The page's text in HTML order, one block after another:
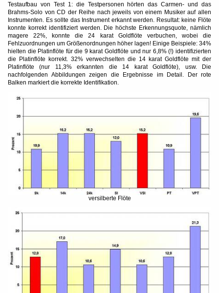
Testaufbau von Test 1: die Testpersonen hörten das Carmen- und das
Brahms-Solo von CD der Reihe nach jeweils von einem Musiker auf allen
Instrumenten. Es sollte das Instrument erkannt werden. Resultat: keine Flöte
konnte korrekt identifiziert werden. Die höchste Erkennungsquote, nämlich
magere 22%, konnte die 24 karat Goldflöte verbuchen, wobei die
Fehlzuordnungen um Größenordnungen höher lagen! Einige Beispiele: 34%
hielten die Platinflöte für die 9 karat Goldflöte und nur 6,8% (!) identifizierten
die Platinflöte korrekt. 32% verwechselten die 14 karat Goldflöte mit der
Platinflöte (nur 11,3% erkannten die 14 karat Goldflöte), usw. Die
nachfolgenden Abbildungen zeigen die Ergebnisse im Detail. Der rote
Balken markiert die korrekte Identifikation.
versilberte Flöte